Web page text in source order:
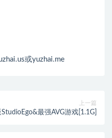
或yuzhai.me
上一篇
最强AVG游戏[1.1G]